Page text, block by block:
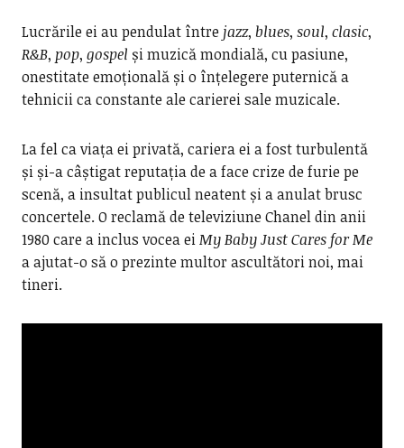
Lucrările ei au pendulat între jazz, blues, soul, clasic,
R&B, pop, gospel și muzică mondială, cu pasiune,
onestitate emoțională și o înțelegere puternică a
tehnicii ca constante ale carierei sale muzicale.
La fel ca viața ei privată, cariera ei a fost turbulentă
și și-a câștigat reputația de a face crize de furie pe
scenă, a insultat publicul neatent și a anulat brusc
concertele. O reclamă de televiziune Chanel din anii
1980 care a inclus vocea eiMy Baby Just Cares for Me
a ajutat-o să o prezinte multor ascultători noi, mai
tineri.